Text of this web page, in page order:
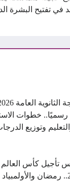
تفتيح البشرة
رسميًا.. خطوات
والتعليم وتوزيع
إلى 2035.. رمضان